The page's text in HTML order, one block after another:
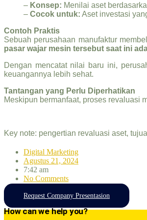
– Konsep: Menilai aset
– Cocok untuk: Aset investasi
Contoh Praktis
Sebuah perusahaan manufaktur
pasar wajar mesin tersebut saat ini
Dengan mencatat nilai baru ini,
keuangannya lebih sehat.
Tantangan yang Perlu Diperhatikan
Meskipun bermanfaat, proses revaluasi
Key note: pengertian revaluasi aset,
Digital Marketing
Agustus 21, 2024
7:42 am
No Comments
Request Company Presentasion
How can we help you?